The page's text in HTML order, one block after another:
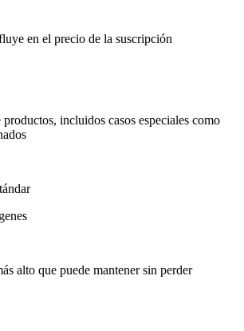
en el precio de la suscripción
incluidos casos especiales como
alto que puede mantener sin perder